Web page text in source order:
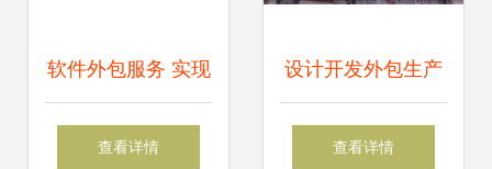
软件外包服务 实现
业务高效增长的互
查看详情
设计开发外包生产
工厂智能气动工程
查看详情